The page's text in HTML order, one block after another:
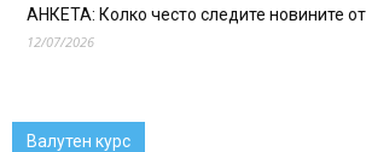
АНКЕТА: Колко често следите новините
12/07/2026
Валутен курс